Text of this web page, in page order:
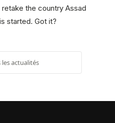
the country Assad
started. Got it?
actualités